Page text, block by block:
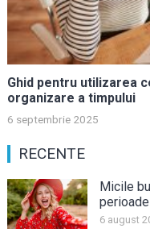
Ghid pentru utilizarea
organizare a timpului
6 septembrie 2025
RECENTE
Micile
6 august